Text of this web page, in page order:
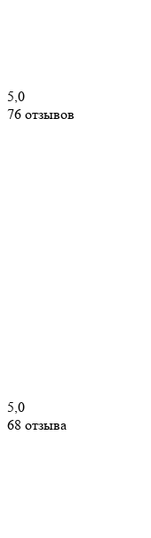
5,0
76 отзывов
5,0
68 отзыва